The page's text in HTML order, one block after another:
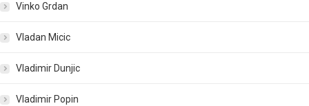
Vinko Grdan
Vladan Micic
Vladimir Dunjic
Vladimir Popin